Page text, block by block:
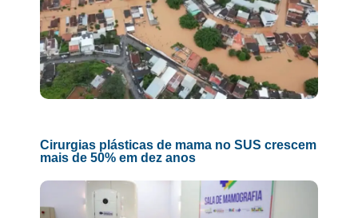
Cirurgias plásticas de mama no SUS crescem
mais de 50% em dez anos